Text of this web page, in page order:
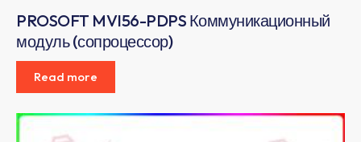
PROSOFT MVI56-PDPS Коммуникационный
модуль (сопроцессор)
Read more